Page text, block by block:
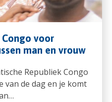
voor
man en vrouw
Republiek Congo
van de dag en je komt